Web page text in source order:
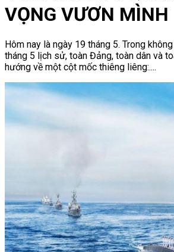
VỌNG VƯƠN MÌNH
Hôm nay là ngày 19 tháng 5. Trong
tháng 5 lịch sử, toàn Đảng, toàn dân và
hướng về một cột mốc thiêng liêng:....